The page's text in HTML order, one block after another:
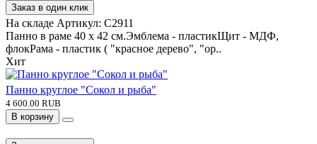
Панно "герб РФ"
8 900.00 RUB
В корзину
Заказ в один клик
На складе Артикул:C2911
Панно в раме 40 x 42 см.Эмблема - пластикЩит - МДФ,
флокРама - пластик ( "красное дерево", "ор..
Хит